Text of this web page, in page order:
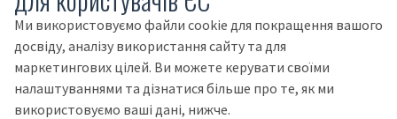
Ми використовуємо файли cookie для покращення вашого
досвіду, аналізу використання сайту та для
маркетингових цілей. Ви можете керувати своїми
налаштуваннями та дізнатися більше про те, як ми
використовуємо ваші дані, нижче.